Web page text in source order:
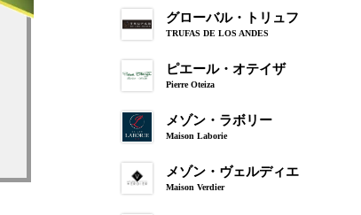
グローバル・トリュフ
TRUFAS DE LOS ANDES
ピエール・オテイザ
Pierre Oteiza
メゾン・ラボリー
Maison Laborie
メゾン・ヴェルディエ
Maison Verdier